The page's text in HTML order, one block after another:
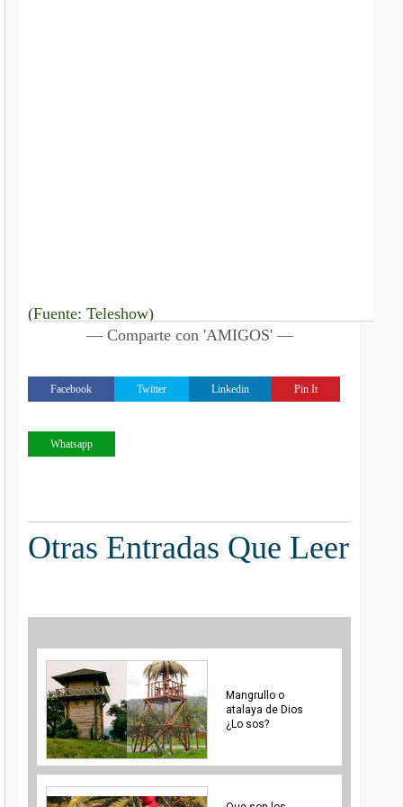
(Fuente: Teleshow)
— Comparte con 'AMIGOS' —
Facebook Twitter Linkedin Pin It
Whatsapp
Otras Entradas Que Leer
Mangrullo o
atalaya de Dios
¿Lo sos?